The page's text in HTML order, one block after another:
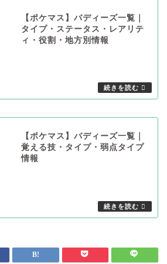
【ポケマス】バディーズ一覧｜
タイプ・ステータス・レアリテ
ィ・役割・地方別情報
【ポケマス】バディーズ一覧｜
覚える技・タイプ・弱点タイプ
情報